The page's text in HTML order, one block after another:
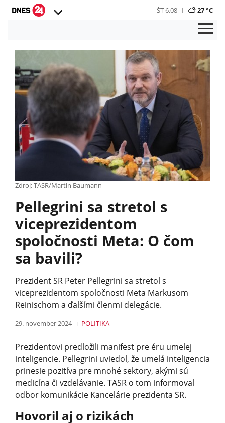
ŠT 6.08 27 °C
Zdroj: TASR/Martin Baumann
Pellegrini sa stretol s
viceprezidentom
spoločnosti Meta: O čom
sa bavili?
Prezident SR Peter Pellegrini sa stretol s
viceprezidentom spoločnosti Meta Markusom
Reinischom a ďalšími členmi delegácie.
29. november 2024 POLITIKA
Prezidentovi predložili manifest pre éru umelej
inteligencie. Pellegrini uviedol, že umelá inteligencia
prinesie pozitíva pre mnohé sektory, akými sú
medicína či vzdelávanie. TASR o tom informoval
odbor komunikácie Kancelárie prezidenta SR.
Hovoril aj o rizikách